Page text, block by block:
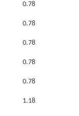
0.78
0.78
0.78
0.78
0.78
1.18